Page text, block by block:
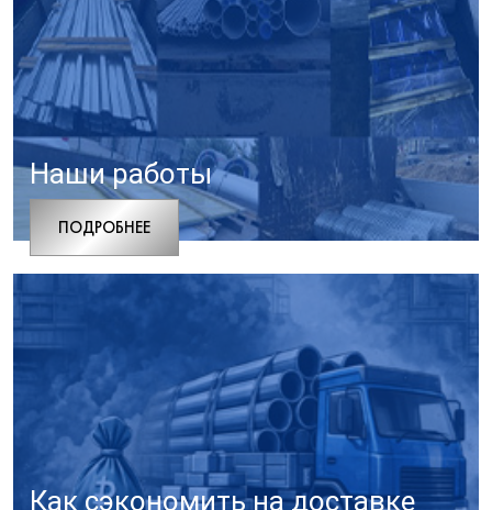
Наши работы
ПОДРОБНЕЕ
Как сэкономить на доставке